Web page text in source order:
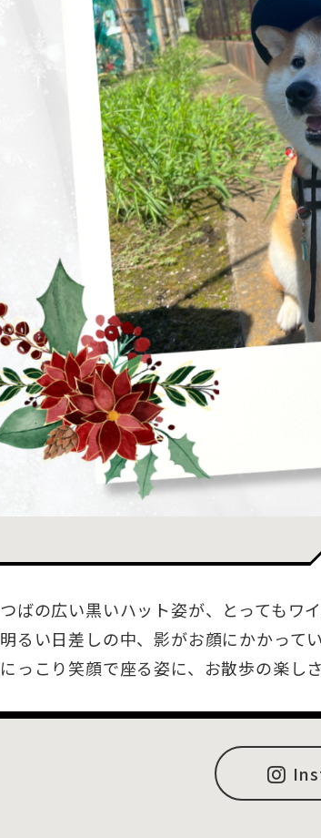
つばの広い黒いハット姿が、とってもワ
明るい日差しの中、影がお顔にかかって
にっこり笑顔で座る姿に、お散歩の楽し